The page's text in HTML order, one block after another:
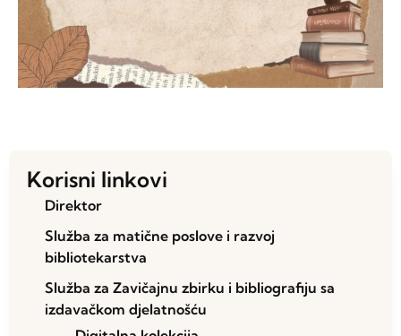
Korisni linkovi
Direktor
Služba za matične poslove i razvoj
bibliotekarstva
Služba za Zavičajnu zbirku i bibliografiju sa
izdavačkom djelatnošću